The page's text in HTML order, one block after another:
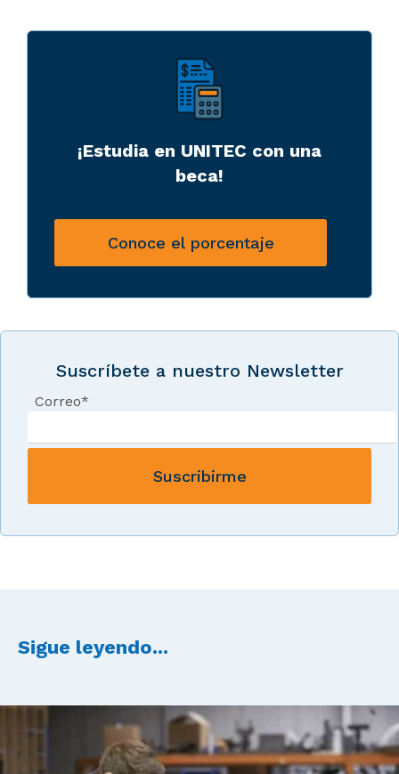
¡Estudia en UNITEC con una
beca!
Conoce el porcentaje
Suscríbete a nuestro Newsletter
Correo*
Sigue leyendo...